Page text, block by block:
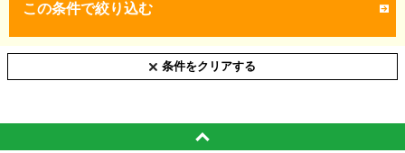
この条件で絞り込む
条件をクリアする